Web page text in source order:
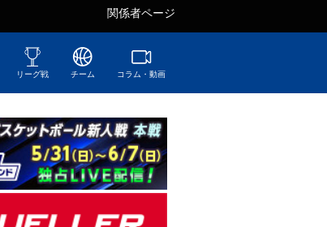
関係者ページ
リーグ戦 チーム コラム・動画